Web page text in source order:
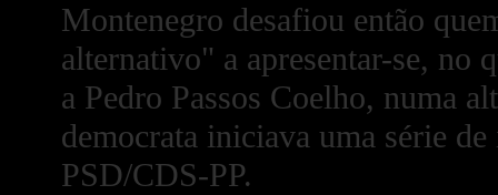
Montenegro desafiou então
alternativo" a apresentar-se, no
a Pedro Passos Coelho, numa
democrata iniciava uma série
PSD/CDS-PP.